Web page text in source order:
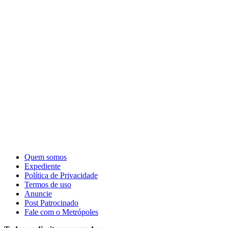
Quem somos
Expediente
Política de Privacidade
Termos de uso
Anuncie
Post Patrocinado
Fale com o Metrópoles